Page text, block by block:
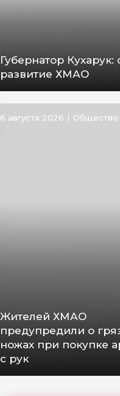
Губернатор
развитие ХМАО
6 августа 2026 Общество
Жителей ХМАО
предупредили о
ножах при покупке
с рук